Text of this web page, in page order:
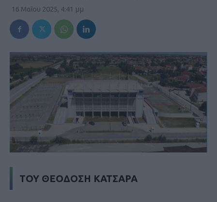
16 Μαΐου 2025, 4:41 μμ
ΤΟΥ ΘΕΟΔΟΣΗ ΚΑΤΣΑΡΑ